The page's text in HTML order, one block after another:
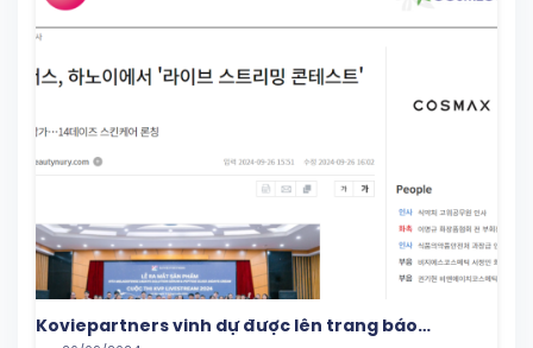
Koviepartners vinh dự được lên trang báo